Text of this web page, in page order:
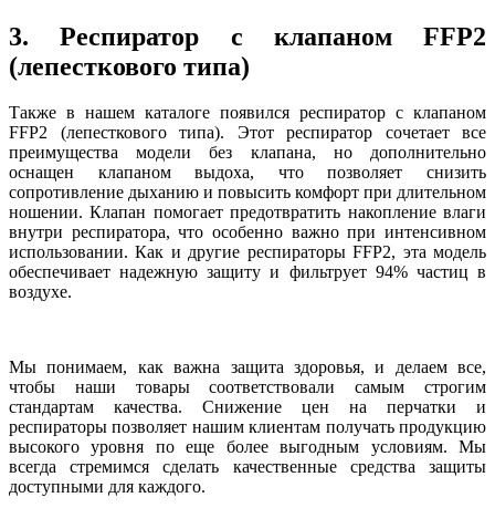
3. Респиратор с клапаном FFP2
(лепесткового типа)
Также в нашем каталоге появился респиратор с клапаном
FFP2 (лепесткового типа). Этот респиратор сочетает все
преимущества модели без клапана, но дополнительно
оснащен клапаном выдоха, что позволяет снизить
сопротивление дыханию и повысить комфорт при длительном
ношении. Клапан помогает предотвратить накопление влаги
внутри респиратора, что особенно важно при интенсивном
использовании. Как и другие респираторы FFP2, эта модель
обеспечивает надежную защиту и фильтрует 94% частиц в
воздухе.
Мы понимаем, как важна защита здоровья, и делаем все,
чтобы наши товары соответствовали самым строгим
стандартам качества. Снижение цен на перчатки и
респираторы позволяет нашим клиентам получать продукцию
высокого уровня по еще более выгодным условиям. Мы
всегда стремимся сделать качественные средства защиты
доступными для каждого.